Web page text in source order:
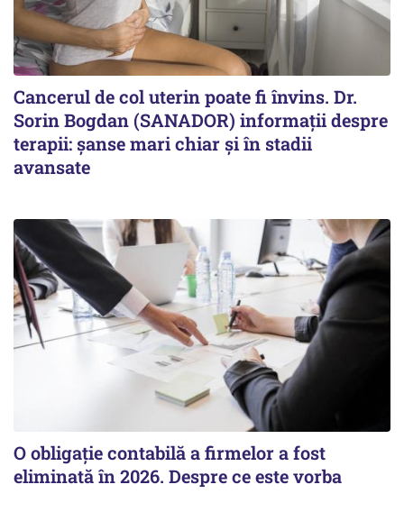
Cancerul de col uterin poate fi învins. Dr.
Sorin Bogdan (SANADOR) informații despre
terapii: șanse mari chiar și în stadii
avansate
O obligație contabilă a firmelor a fost
eliminată în 2026. Despre ce este vorba